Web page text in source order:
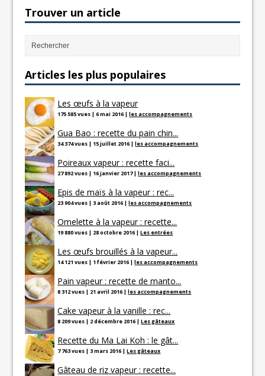
Trouver un article
Articles les plus populaires
Les œufs à la vapeur
175 585 vues |6 mai 2016 |les accompagnements
Gua Bao : recette du pain chin...
34 374 vues | 15 juillet 2016 |les accompagnements
Poireaux vapeur : recette faci...
27 892 vues | 16 janvier 2017|les accompagnements
Epis de maïs à la vapeur : rec...
23 904 vues |3 août 2016 |les accompagnements
Omelette à la vapeur : recette...
19 880 vues | 28 octobre 2016 |Les entrées
Les œufs brouillés à la vapeur...
14 121 vues | 1 février 2016 |les accompagnements
Pain vapeur : recette de manto...
8 312 vues | 21 avril 2016 |les accompagnements
Cake vapeur à la vanille : rec...
8 209 vues | 2 décembre 2016 |Les gâteaux
Recette du Ma Lai Koh : le gât...
7 763 vues |3 mars 2016 |Les gâteaux
Gâteau de riz vapeur : recette...